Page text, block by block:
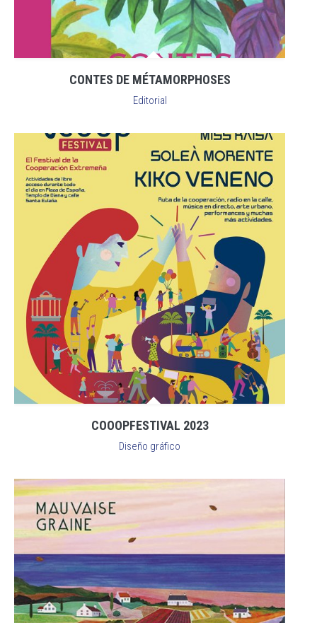
CONTES DE MÉTAMORPHOSES
Editorial
COOOPFESTIVAL 2023
Diseño gráfico